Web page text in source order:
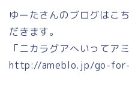
ゆーたさんのブログはこ
だきます。
「ニカラグアへいってア
http://ameblo.jp/go-